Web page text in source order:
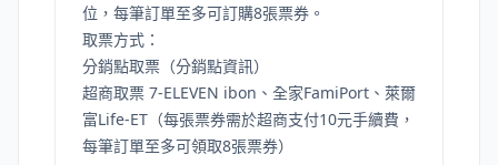
位，每筆訂單至多可訂購8張票券。
取票方式：
分銷點取票（分銷點資訊）
超商取票 7-ELEVEN ibon、全家FamiPort、萊爾
富Life-ET（每張票券需於超商支付10元手續費，
每筆訂單至多可領取8張票券）